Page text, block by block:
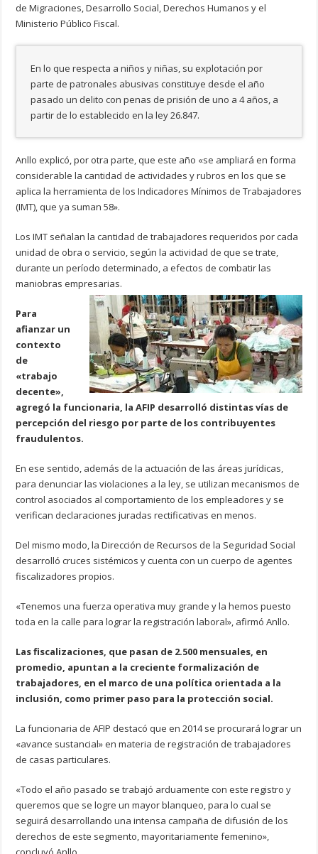
de Migraciones, Desarrollo Social, Derechos Humanos y el
Ministerio Público Fiscal.
En lo que respecta a niños y niñas, su explotación por
parte de patronales abusivas constituye desde el año
pasado un delito con penas de prisión de uno a 4 años, a
partir de lo establecido en la ley 26.847.
Anllo explicó, por otra parte, que este año «se ampliará en forma
considerable la cantidad de actividades y rubros en los que se
aplica la herramienta de los Indicadores Mínimos de Trabajadores
(IMT), que ya suman 58».
Los IMT señalan la cantidad de trabajadores requeridos por cada
unidad de obra o servicio, según la actividad de que se trate,
durante un período determinado, a efectos de combatir las
maniobras empresarias.
Para
afianzar un
contexto
de
«trabajo
decente»,
agregó la funcionaria, la AFIP desarrolló distintas vías de
percepción del riesgo por parte de los contribuyentes
fraudulentos.
En ese sentido, además de la actuación de las áreas jurídicas,
para denunciar las violaciones a la ley, se utilizan mecanismos de
control asociados al comportamiento de los empleadores y se
verifican declaraciones juradas rectificativas en menos.
Del mismo modo, la Dirección de Recursos de la Seguridad Social
desarrolló cruces sistémicos y cuenta con un cuerpo de agentes
fiscalizadores propios.
«Tenemos una fuerza operativa muy grande y la hemos puesto
toda en la calle para lograr la registración laboral», afirmó Anllo.
Las fiscalizaciones, que pasan de 2.500 mensuales, en
promedio, apuntan a la creciente formalización de
trabajadores, en el marco de una política orientada a la
inclusión, como primer paso para la protección social.
La funcionaria de AFIP destacó que en 2014 se procurará lograr un
«avance sustancial» en materia de registración de trabajadores
de casas particulares.
«Todo el año pasado se trabajó arduamente con este registro y
queremos que se logre un mayor blanqueo, para lo cual se
seguirá desarrollando una intensa campaña de difusión de los
derechos de este segmento, mayoritariamente femenino»,